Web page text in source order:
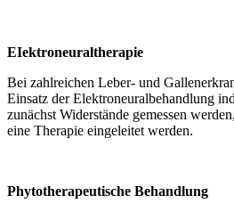
EIektroneuraltherapie
Bei zahlreichen Leber- und
Einsatz der Elektroneuralbehandlung
zunächst Widerstände gemessen
eine Therapie eingeleitet werden.
Phytotherapeutische Behandlung